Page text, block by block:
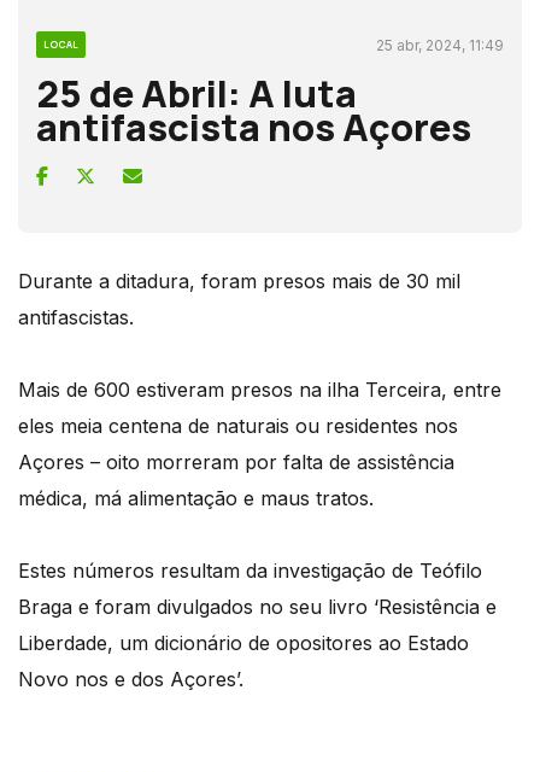
LOCAL 25 abr, 2024, 11:49
25 de Abril: A luta
antifascista nos Açores
Durante a ditadura, foram presos mais de 30 mil
antifascistas.
Mais de 600 estiveram presos na ilha Terceira, entre
eles meia centena de naturais ou residentes nos
Açores – oito morreram por falta de assistência
médica, má alimentação e maus tratos.
Estes números resultam da investigação de Teófilo
Braga e foram divulgados no seu livro ‘Resistência e
Liberdade, um dicionário de opositores ao Estado
Novo nos e dos Açores’.